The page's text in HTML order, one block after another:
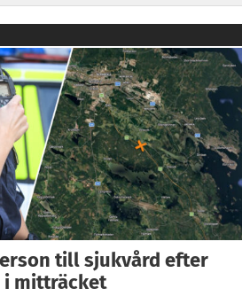
till sjukvård efter
mitträcket